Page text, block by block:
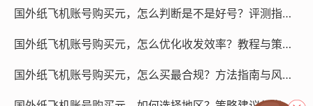
防止他人窃取您的聊天记录。
2FA认证：启用两步验证功能，增加账号的安全性，在注
获取了您的账号密码，也无法登录。
国外纸飞机账号购买元，怎么判断是不是好号？评测指标与教程！
国外纸飞机账号购买元，怎么优化收发效率？教程与策略推荐！
国外纸飞机账号购买元，怎么买最合规？方法指南与风险提示！